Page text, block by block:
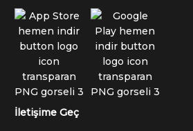
İletişime Geç